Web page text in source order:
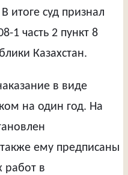
итоге суд признал
1 часть 2 пункт 8
Казахстан.
в виде
на один год. На
ему предписаны
работ в